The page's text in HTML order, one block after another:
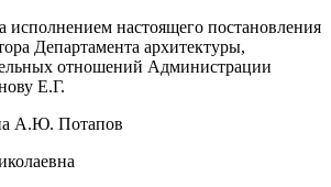
исполнением настоящего постановления
Департамента архитектуры,
отношений Администрации
Е.Г.
А.Ю. Потапов